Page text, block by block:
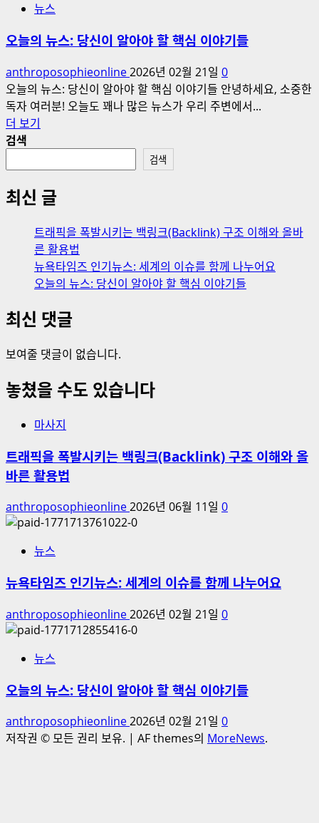
이
와
바
른
활
용
법
해
읽
어
보
기
즈
인
기
뉴
스:
세
이
슈
를
함
나
누
어
요
대
더
어
기
뉴스
오늘의 뉴스: 당신이 알아야 할 핵심 이야기들
anthroposophieonline2026년 02월 21일 0
오늘의 뉴스: 당신이 알아야 할 핵심 이야기들 안녕하세요, 소중한
독자 여러분! 오늘도 꽤나 많은 뉴스가 우리 주변에서...
더 보기
뉴
스:
당
신
이
알
아
야
할
핵
심
이
야
기
에
대
해
더
어
기
검색
검색
최신 글
트래픽을 폭발시키는 백링크(Backlink) 구조 이해와 올바
른 활용법
뉴욕타임즈 인기뉴스: 세계의 이슈를 함께 나누어요
오늘의 뉴스: 당신이 알아야 할 핵심 이야기들
최신 댓글
보여줄 댓글이 없습니다.
놓쳤을 수도 있습니다
마사지
트래픽을 폭발시키는 백링크(Backlink) 구조 이해와 올
바른 활용법
anthroposophieonline2026년 06월 11일 0
뉴스
뉴욕타임즈 인기뉴스: 세계의 이슈를 함께 나누어요
anthroposophieonline2026년 02월 21일 0
뉴스
오늘의 뉴스: 당신이 알아야 할 핵심 이야기들
anthroposophieonline2026년 02월 21일 0
저작권 © 모든 권리 보유. | AF themes의 MoreNews.